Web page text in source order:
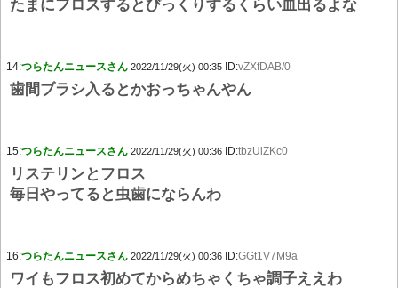
たまにフロスするとびっくりするくらい血出るよな
14:つらたんニュースさん 2022/11/29(火) 00:35 ID:vZXfDAB/0
歯間ブラシ入るとかおっちゃんやん
15:つらたんニュースさん 2022/11/29(火) 00:36 ID:tbzUlZKc0
リステリンとフロス
毎日やってると虫歯にならんわ
16:つらたんニュースさん 2022/11/29(火) 00:36 ID:GGt1V7M9a
ワイもフロス初めてからめちゃくちゃ調子ええわ